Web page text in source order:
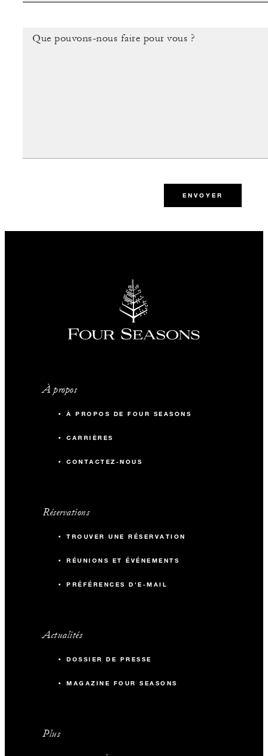
ENVOYER
À propos
À PROPOS DE FOUR SEASONS
CARRIÈRES
CONTACTEZ-NOUS
Réservations
TROUVER UNE RÉSERVATION
RÉUNIONS ET ÉVÉNEMENTS
PRÉFÉRENCES D'E-MAIL
Actualités
DOSSIER DE PRESSE
MAGAZINE FOUR SEASONS
Plus